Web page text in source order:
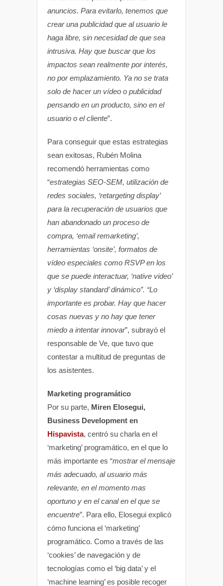
anuncios. Para evitarlo, tenemos que
crear una publicidad que al usuario le
haga libre, sin necesidad de que sea
intrusiva. Hay que buscar que los
impactos sean realmente por interés,
no por emplazamiento. Ya no se trata
solo de hacer un vídeo o publicidad
pensando en un producto, sino en el
usuario o el cliente”.
Para conseguir que estas estrategias
sean exitosas, Rubén Molina
recomendó herramientas como
“estrategias SEO-SEM, utilización de
redes sociales, ‘retargeting display’
para la recuperación de usuarios que
han abandonado un proceso de
compra, ‘email remarketing’,
herramientas ‘onsite’, formatos de
vídeo especiales como RSVP en los
que se puede interactuar, ‘native video’
y ‘display standard’ dinámico”. “Lo
importante es probar. Hay que hacer
cosas nuevas y no hay que tener
miedo a intentar innovar”, subrayó el
responsable de Ve, que tuvo que
contestar a multitud de preguntas de
los asistentes.
Marketing programático
Por su parte, Miren Elosegui,
Business Development en
Hispavista, centró su charla en el
‘marketing’ programático, en el que lo
más importante es “mostrar el mensaje
más adecuado, al usuario más
relevante, en el momento mas
oportuno y en el canal en el que se
encuentre”. Para ello, Elosegui explicó
cómo funciona el ‘marketing’
programático. Como a través de las
‘cookies’ de navegación y de
tecnologías como el ‘big data’ y el
‘machine learning’ es posible recoger